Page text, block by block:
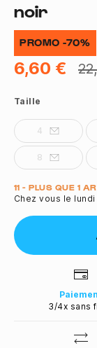
noir
PROMO -70%
6,60 €
Taille
4
8
Quantité
11 - PLUS QUE 1
Chez vous le lundi
3/4x sans